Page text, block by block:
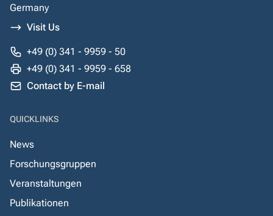
Germany
Visit Us
+49 (0) 341 - 9959 - 50
+49 (0) 341 - 9959 - 658
Contact by E-mail
QUICKLINKS
News
Forschungsgruppen
Veranstaltungen
Publikationen